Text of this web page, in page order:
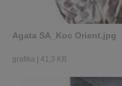
Agata SA_Koc Orient.jpg
grafika | 41,3 KB